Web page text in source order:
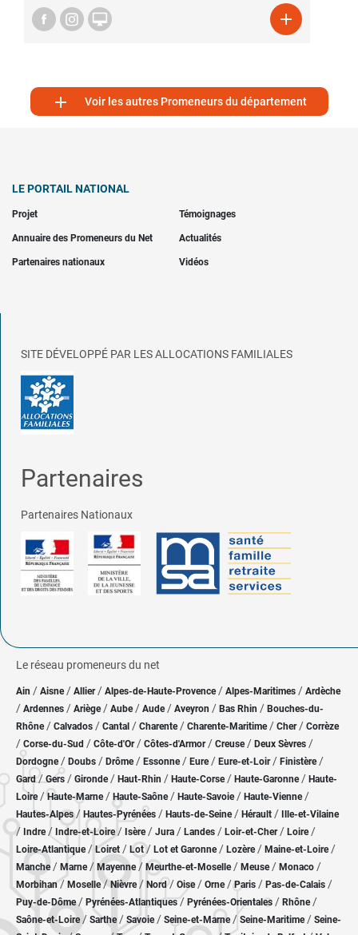
 
 Voir les autres Promeneurs du département
LE PORTAIL NATIONAL
Projet Témoignages
Annuaire des Promeneurs du Net Actualités
Partenaires nationaux Vidéos
SITE DÉVELOPPÉ PAR LES ALLOCATIONS FAMILIALES
Partenaires
Partenaires Nationaux
Le réseau promeneurs du net
Ain / Aisne/ Allier/ Alpes-de-Haute-Provence / Alpes-Maritimes / Ardèche
/ Ardennes / Ariège/ Aube/ Aude / Aveyron / Bas Rhin / Bouches-du-
Rhône/ Calvados / Cantal / Charente / Charente-Maritime/ Cher / Corrèze
/ Corse-du-Sud / Côte-d'Or / Côtes-d'Armor/ Creuse/ Deux Sèvres /
Dordogne/ Doubs / Drôme/ Essonne / Eure/ Eure-et-Loir / Finistère/
Gard/Gers / Gironde/ Haut-Rhin / Haute-Corse/ Haute-Garonne/ Haute-
Loire/Haute-Marne/ Haute-Saône/ Haute-Savoie/ Haute-Vienne/
Hautes-Alpes/ Hautes-Pyrénées / Hauts-de-Seine/ Hérault / Ille-et-Vilaine
/ Indre/ Indre-et-Loire/ Isère/ Jura / Landes / Loir-et-Cher/ Loire/
Loire-Atlantique/ Loiret / Lot/ Lot et Garonne/ Lozère / Maine-et-Loire/
Manche/ Marne/ Mayenne/ Meurthe-et-Moselle/ Meuse/ Monaco /
Morbihan/ Moselle/ Nièvre / Nord/ Oise / Orne/Paris / Pas-de-Calais /
Puy-de-Dôme/ Pyrénées-Atlantiques / Pyrénées-Orientales / Rhône/
Saône-et-Loire/ Sarthe/ Savoie/ Seine-et-Marne/ Seine-Maritime/ Seine-